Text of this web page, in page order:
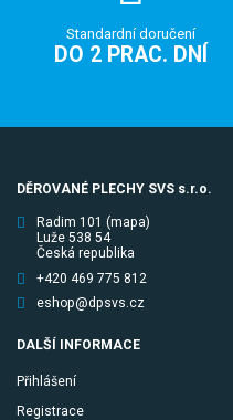
Standardní doručení
DO 2 PRAC. DNÍ
DĚROVANÉ PLECHY SVS s.r.o.
Radim 101 (mapa)
Luže 538 54
Česká republika
+420 469 775 812
eshop@dpsvs.cz
DALŠÍ INFORMACE
Přihlášení
Registrace